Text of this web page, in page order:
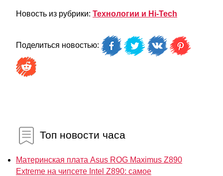
Новость из рубрики: Технологии и Hi-Tech
Поделиться новостью:
Топ новости часа
Материнская плата Asus ROG Maximus Z890
Extreme на чипсете Intel Z890: самое